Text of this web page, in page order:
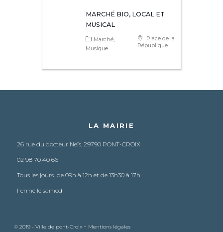
MARCHÉ BIO, LOCAL ET
MUSICAL
Place de la
République
Marché
Musique
LA MAIRIE
26 rue du docteur Neïs, 29790 PONT-CROIX
02 98 70 40 66
Tous les jours de 09h à 12h et de 13h30 à 17h
Fermé le samedi
© 2019 - Ville de pont-Croix - Mentions légales